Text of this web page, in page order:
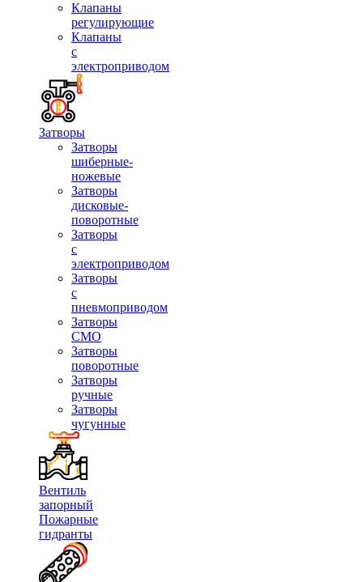
Клапаны
регулирующие
Клапаны
с
электроприводом
Затворы
Затворы
шиберные-
ножевые
Затворы
дисковые-
поворотные
Затворы
с
электроприводом
Затворы
с
пневмоприводом
Затворы
СМО
Затворы
поворотные
Затворы
ручные
Затворы
чугунные
Вентиль
запорный
Пожарные
гидранты